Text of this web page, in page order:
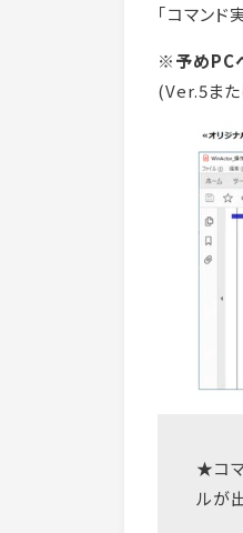
｢コマンド
※予めPC
(Ver.5ま
★コ
ルが